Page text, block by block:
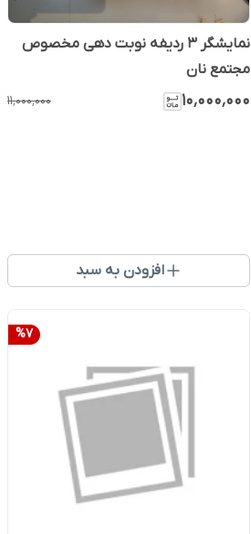
نمایشگر ۳ ردیفه نوبت دهی مخصوص
مجتمع نان
۱۰٬۰۰۰٬۰۰۰ ۱۱٬۰۰۰٬۰۰۰
افزودن به سبد
%7